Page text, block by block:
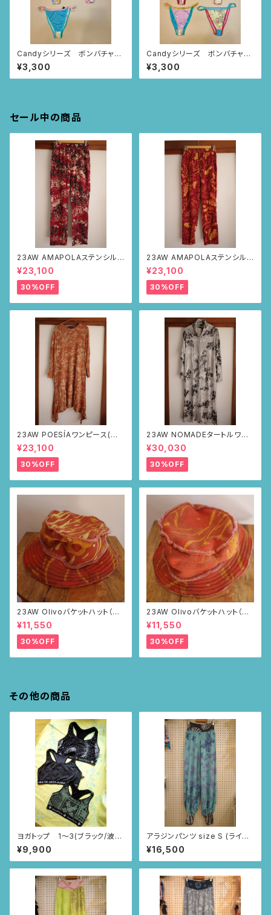
Candyシリーズ ボンバチャシ
ョーツ 116〜120
¥3,300
Candyシリーズ ボンバチャシ
ョーツ 101〜106
¥3,300
セール中の商品
23AW AMAPOLAステンシルパ
ンツ(ボルドー・サボテンの山道
柄)
¥23,100
30%OFF
23AW AMAPOLAステンシルパ
ンツ(ボルドー・リーフ柄)
¥23,100
30%OFF
23AW POESÍAワンピース(ブラ
ウン・サボテンの山道柄)
¥23,100
30%OFF
23AW NOMADEタートルワン
ピース(メランジグレー・サボテ
ンの山道柄)
¥30,030
30%OFF
23AW Olivoバケットハット（ブ
ラウン・ポピー柄）
¥11,550
30%OFF
23AW Olivoバケットハット（ブ
ラウン・ポピー柄）
¥11,550
30%OFF
その他の商品
ヨガトップ 1〜3(ブラック/波・
ニャンドゥティ・レース柄)
¥9,900
アラジンパンツ size S (ライト
ブルー/ちょうちょとカモミール
柄)
¥16,500